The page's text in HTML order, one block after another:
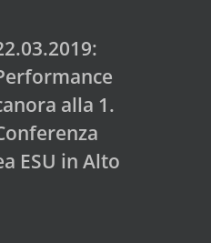
alla 1.
ESU in Alto